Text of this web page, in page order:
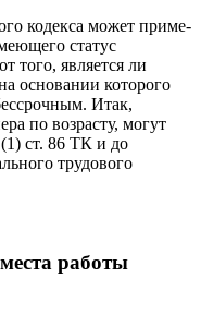
кодекса может приме­
статус
того, является ли
основании которого
Итак,
по возрасту, могут
ст. 86 ТК и до
трудового
работы